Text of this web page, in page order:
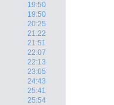
19:50
19:50
20:25
21:22
21:51
22:07
22:13
23:05
24:43
25:41
25:54